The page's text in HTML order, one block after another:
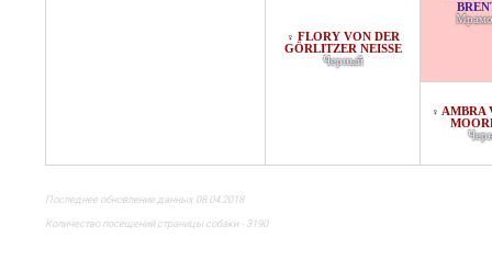
♀ FLORY VON DER
GÖRLITZER NEISSE
Черный
♀ AMBRA
Последнее обновление данных 08.04.2018
Количество посещений страницы собаки - 3190